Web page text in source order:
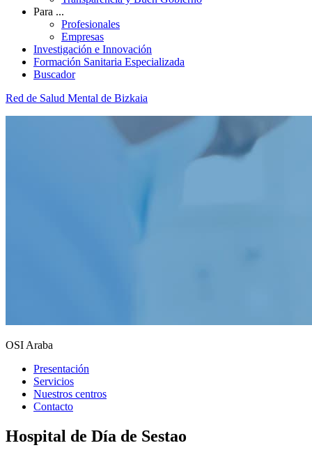
Para ...
Profesionales
Empresas
Investigación e Innovación
Formación Sanitaria Especializada
Buscador
Red de Salud Mental de Bizkaia
OSI Araba
Presentación
Servicios
Nuestros centros
Contacto
Hospital de Día de Sestao